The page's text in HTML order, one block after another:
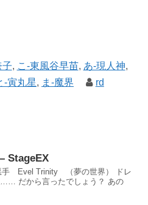
子, こ-東風谷早苗, あ-現人神,
-寅丸星, ま-魔界 rd
StageEX
手 Evel Trinity （夢の世界） ドレ
…… だから言ったでしょう？ あの